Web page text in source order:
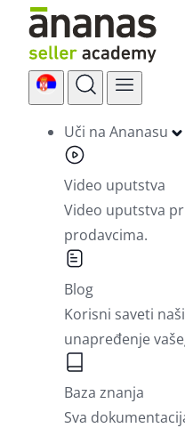
Skip
content
Uči na Ananasu
Video uputstva
Video uputstva
prodavcima.
Blog
Korisni saveti
unapređenje
Baza znanja
Sva